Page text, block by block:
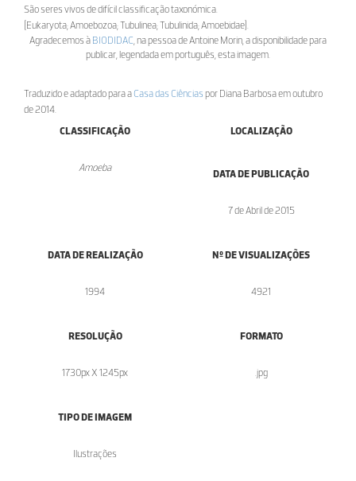
São seres vivos de difícil classificação taxonómica.
[Eukaryota; Amoebozoa; Tubulinea; Tubulinida; Amoebidae].
Agradecemos à BIODIDAC , na pessoa de Antoine Morin, a disponibilidade para
publicar, legendada em português, esta imagem.
Traduzido e adaptado para aCasa das Ciências por Diana Barbosa em outubro
de 2014.
CLASSIFICAÇÃO
Amoeba
LOCALIZAÇÃO
DATA DE PUBLICAÇÃO
7 de Abril de 2015
DATA DE REALIZAÇÃO
1994
Nº DE VISUALIZAÇÕES
4921
RESOLUÇÃO
1730px X 1245px
FORMATO
.jpg
TIPO DE IMAGEM
Ilustrações